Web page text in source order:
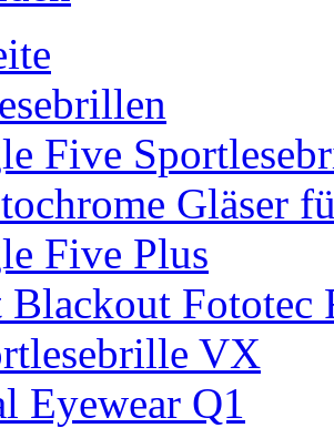
Five
Gläser
Five Plus
Fototec
VX
Eyewear Q1